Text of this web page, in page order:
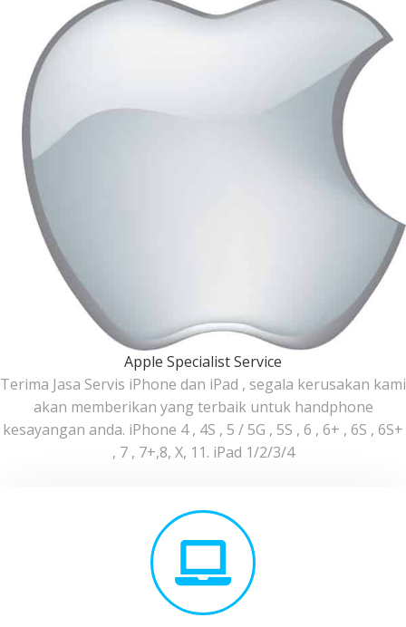
Apple Specialist Service
Terima Jasa Servis iPhone dan iPad , segala kerusakan kami
akan memberikan yang terbaik untuk handphone
kesayangan anda. iPhone 4 , 4S , 5 / 5G , 5S , 6 , 6+ , 6S , 6S+
, 7 , 7+,8, X, 11. iPad 1/2/3/4